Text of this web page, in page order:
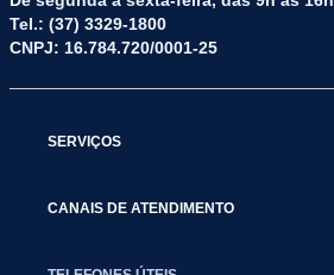
Tel.: (37) 3329-1800
CNPJ: 16.784.720/0001-25
SERVIÇOS
CANAIS DE ATENDIMENTO